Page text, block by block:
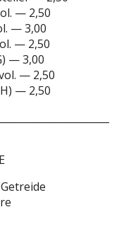
— 2,50
— 3,00
— 2,50
— 3,00
— 2,50
— 2,50